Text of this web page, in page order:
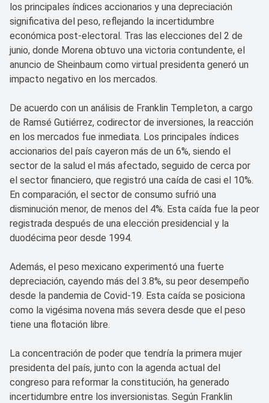
los principales índices accionarios y una depreciación
significativa del peso, reflejando la incertidumbre
económica post-electoral. Tras las elecciones del 2 de
junio, donde Morena obtuvo una victoria contundente, el
anuncio de Sheinbaum como virtual presidenta generó un
impacto negativo en los mercados.
De acuerdo con un análisis de Franklin Templeton, a cargo
de Ramsé Gutiérrez, codirector de inversiones, la reacción
en los mercados fue inmediata. Los principales índices
accionarios del país cayeron más de un 6%, siendo el
sector de la salud el más afectado, seguido de cerca por
el sector financiero, que registró una caída de casi el 10%.
En comparación, el sector de consumo sufrió una
disminución menor, de menos del 4%. Esta caída fue la peor
registrada después de una elección presidencial y la
duodécima peor desde 1994.
Además, el peso mexicano experimentó una fuerte
depreciación, cayendo más del 3.8%, su peor desempeño
desde la pandemia de Covid-19. Esta caída se posiciona
como la vigésima novena más severa desde que el peso
tiene una flotación libre.
La concentración de poder que tendría la primera mujer
presidenta del país, junto con la agenda actual del
congreso para reformar la constitución, ha generado
incertidumbre entre los inversionistas. Según Franklin